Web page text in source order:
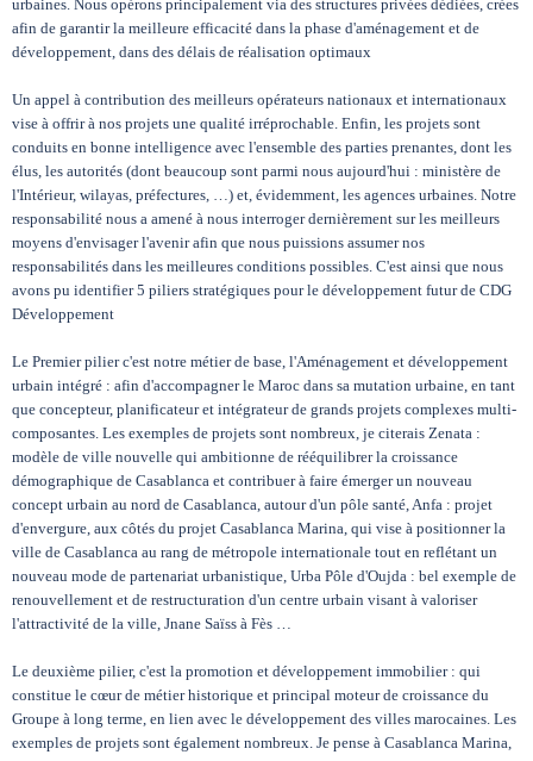
urbaines. Nous opérons principalement via des structures privées dédiées, crées
afin de garantir la meilleure efficacité dans la phase d'aménagement et de
développement, dans des délais de réalisation optimaux
Un appel à contribution des meilleurs opérateurs nationaux et internationaux
vise à offrir à nos projets une qualité irréprochable. Enfin, les projets sont
conduits en bonne intelligence avec l'ensemble des parties prenantes, dont les
élus, les autorités (dont beaucoup sont parmi nous aujourd'hui : ministère de
l'Intérieur, wilayas, préfectures, …) et, évidemment, les agences urbaines. Notre
responsabilité nous a amené à nous interroger dernièrement sur les meilleurs
moyens d'envisager l'avenir afin que nous puissions assumer nos
responsabilités dans les meilleures conditions possibles. C'est ainsi que nous
avons pu identifier 5 piliers stratégiques pour le développement futur de CDG
Développement
Le Premier pilier c'est notre métier de base, l'Aménagement et développement
urbain intégré : afin d'accompagner le Maroc dans sa mutation urbaine, en tant
que concepteur, planificateur et intégrateur de grands projets complexes multi-
composantes. Les exemples de projets sont nombreux, je citerais Zenata :
modèle de ville nouvelle qui ambitionne de rééquilibrer la croissance
démographique de Casablanca et contribuer à faire émerger un nouveau
concept urbain au nord de Casablanca, autour d'un pôle santé, Anfa : projet
d'envergure, aux côtés du projet Casablanca Marina, qui vise à positionner la
ville de Casablanca au rang de métropole internationale tout en reflétant un
nouveau mode de partenariat urbanistique, Urba Pôle d'Oujda : bel exemple de
renouvellement et de restructuration d'un centre urbain visant à valoriser
l'attractivité de la ville, Jnane Saïss à Fès …
Le deuxième pilier, c'est la promotion et développement immobilier : qui
constitue le cœur de métier historique et principal moteur de croissance du
Groupe à long terme, en lien avec le développement des villes marocaines. Les
exemples de projets sont également nombreux. Je pense à Casablanca Marina,